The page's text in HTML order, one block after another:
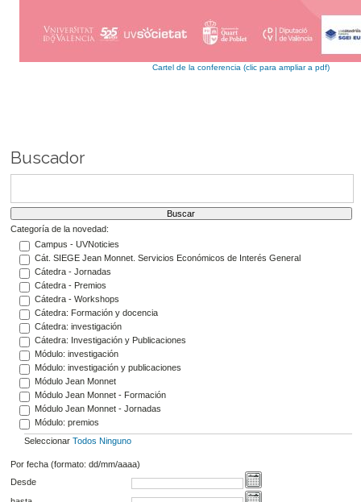
Cartel de la conferencia (clic para ampliar a pdf)
Buscador
Categoría de la novedad:
Campus - UVNoticies
Cát. SIEGE Jean Monnet. Servicios Económicos de Interés General
Cátedra - Jornadas
Cátedra - Premios
Cátedra - Workshops
Cátedra: Formación y docencia
Cátedra: investigación
Cátedra: Investigación y Publicaciones
Módulo: investigación
Módulo: investigación y publicaciones
Módulo Jean Monnet
Módulo Jean Monnet - Formación
Módulo Jean Monnet - Jornadas
Módulo: premios
Seleccionar Todos Ninguno
Por fecha (formato: dd/mm/aaaa)
Desde